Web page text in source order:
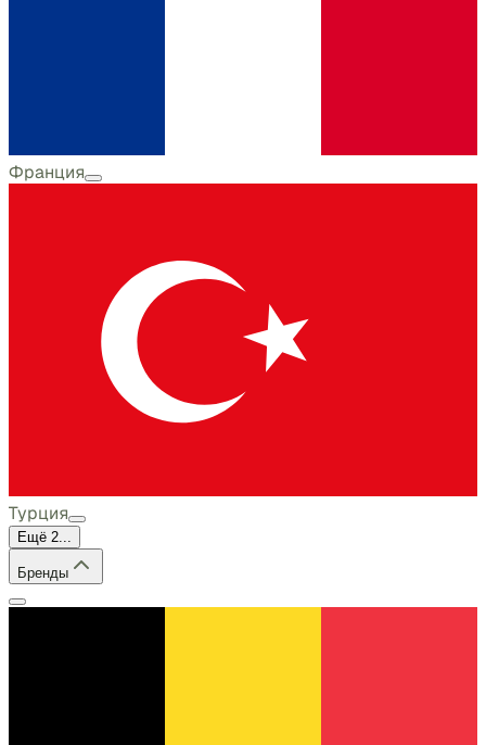
Франция
Турция
Ещё 2...
Бренды